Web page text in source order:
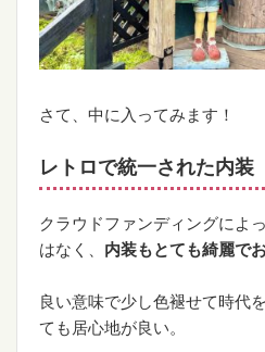
さて、中に入ってみます！
レトロで統一された内装
クラウドファンディングによ
はなく、 内装もとても綺麗でお
良い意味で少し色褪せて時代
ても居心地が良い。